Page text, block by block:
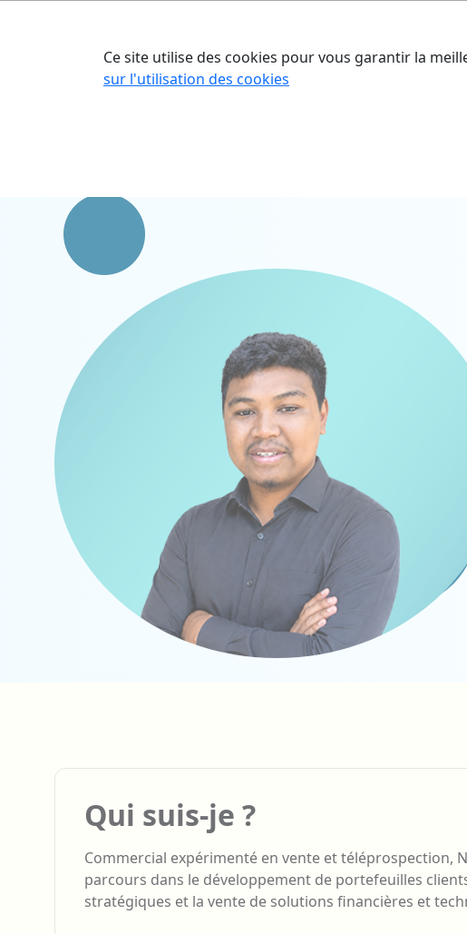
Accueil Nos offres
Qui suis-je ?
Commercial expérimenté en vente et téléprospection,
parcours dans le développement de portefeuilles
stratégiques et la vente de solutions financières et
Ce site utilise des cookies pour vous garantir la
sur l'utilisation des cookies